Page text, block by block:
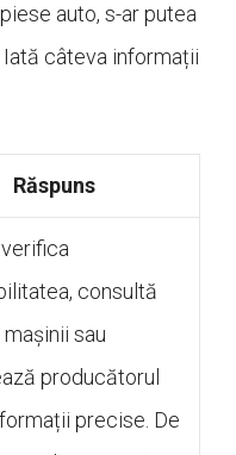
auto, s-ar putea
câteva informații
Răspuns
consultă
sau
producătorul
precise. De